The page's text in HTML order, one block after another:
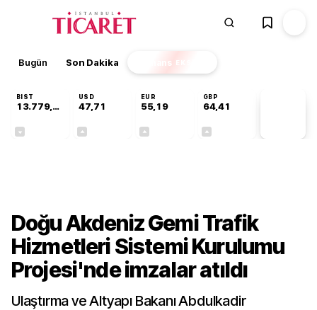
Bugün Son Dakika Finans EKSTRA
BIST
13.779,39
USD
47,71
EUR
55,19
GBP
64,41
Doğu Akdeniz Gemi Trafik
Hizmetleri Sistemi Kurulumu
Projesi'nde imzalar atıldı
Ulaştırma ve Altyapı Bakanı Abdulkadir